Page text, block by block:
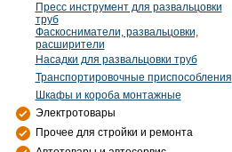
Пресс инструмент для развальцовки
труб
Фаскосниматели, развальцовки,
расширители
Насадки для развальцовки труб
Транспортировочные приспособления
Шкафы и короба монтажные
Электротовары
Прочее для стройки и ремонта